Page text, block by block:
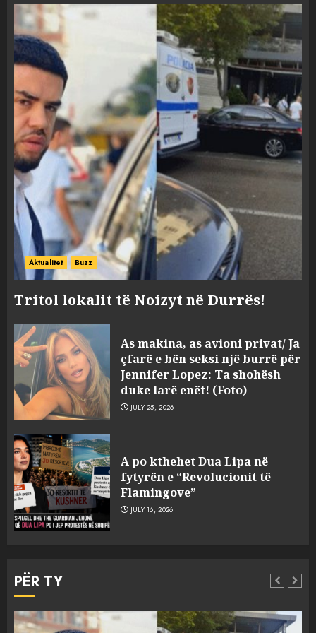
Aktualitet Buzz
Tritol lokalit të Noizyt në Durrës!
As makina, as avioni privat/ Ja
çfarë e bën seksi një burrë për
Jennifer Lopez: Ta shohësh
duke larë enët! (Foto)
JULY 25, 2026
A po kthehet Dua Lipa në
fytyrën e “Revolucionit të
Flamingove”
JULY 16, 2026
PËR TY
3
zjarri një 38-vjeçar/ Kapet në
flagrancë autori i dyshuar në
Kavajë! (Emrat)
4